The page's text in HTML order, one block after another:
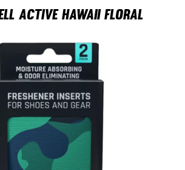
Active Hawaii Floral